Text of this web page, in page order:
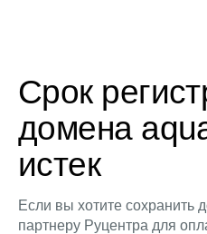
Срок
домена
истек
Если вы хотите сохранить
партнеру Руцентра для